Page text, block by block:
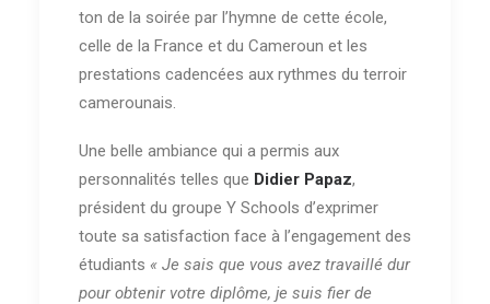
ton de la soirée par l’hymne de cette école,
celle de la France et du Cameroun et les
prestations cadencées aux rythmes du terroir
camerounais.
Une belle ambiance qui a permis aux
personnalités telles que Didier Papaz,
président du groupe Y Schools d’exprimer
toute sa satisfaction face à l’engagement des
étudiants « Je sais que vous avez travaillé dur
pour obtenir votre diplôme, je suis fier de